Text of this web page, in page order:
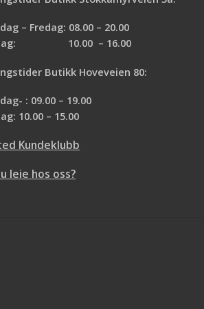
er ca 2 uker fra
Vi har prøvebøker i
deg gjerne å
du trenger.
Normal
bestilling. Vi
denne varen
du ta en
hjelper deg
– Fredag: 08.00 – 20.00
10.00 – 16.00
Butikk Hoveveien 80:
: 09.00 – 19.00
10.00 – 15.00
Kundeklubb
leie hos oss?